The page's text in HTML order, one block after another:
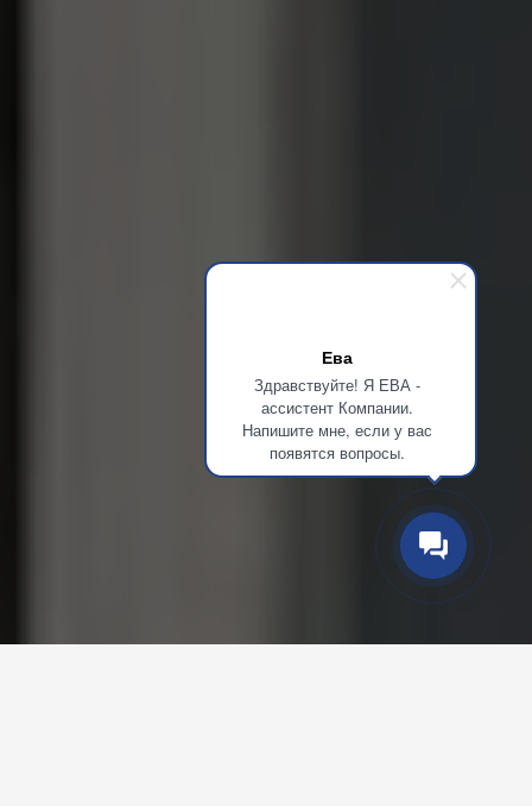
Ева
Здравствуйте! Я ЕВА -
ассистент Компании.
Напишите мне, если у вас
появятся вопросы.